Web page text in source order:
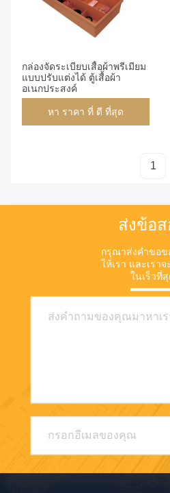
กล่องจัดระเบียบเสื้อผ้าพรีเมียม
แบบปรับแต่งได้ ตู้เสื้อผ้า
อเนกประสงค์
หา ราคา ที่ ดี ที่สุด
1
ส่งข้อ
กรุณาส่งคําขอ
ให้เรา และเรา
ในเร็วที่